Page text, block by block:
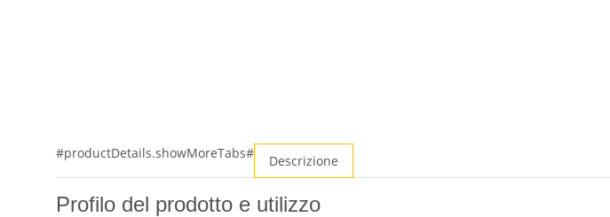
#productDetails.showMoreTabs# Descrizione
Profilo del prodotto e utilizzo